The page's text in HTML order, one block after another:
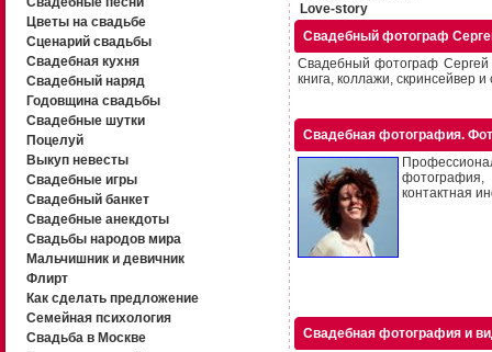
Цветы на свадьбе
Сценарий свадьбы
Свадебная кухня
Свадебный наряд
Годовщина свадьбы
Свадебные шутки
Поцелуй
Выкуп невесты
Свадебные игры
Свадебный банкет
Свадебные анекдоты
Свадьбы народов мира
Мальчишник и девичник
Флирт
Как сделать предложение
Семейная психология
Свадьба в Москве
Love-story
Свадебный фотограф
Свадебный фотограф Сергей
книга, коллажи, скринсейвер
Свадебная фотография.
контактная
Свадебная фотография и